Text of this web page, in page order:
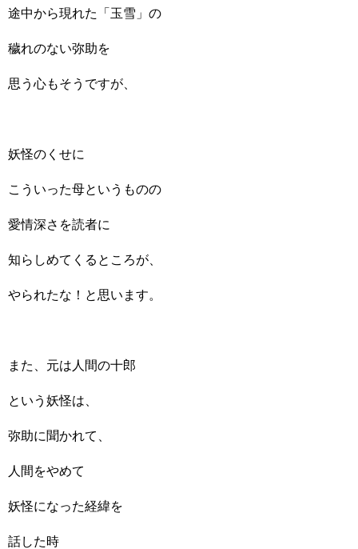
途中から現れた「玉雪」の
穢れのない弥助を
思う心もそうですが、
妖怪のくせに
こういった母というものの
愛情深さを読者に
知らしめてくるところが、
やられたな！と思います。
また、元は人間の十郎
という妖怪は、
弥助に聞かれて、
人間をやめて
妖怪になった経緯を
話した時